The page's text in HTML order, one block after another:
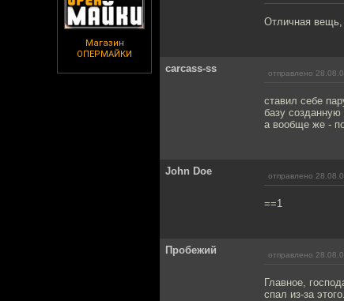
Магазин
ОПЕРМАЙКИ
Отличная вещь,
carcass-ss отправлено
ставил себе
базу созданную
а вообще же -
John Doe отправлено
==1
Пробежий отправлено
Главное,
спал из-за